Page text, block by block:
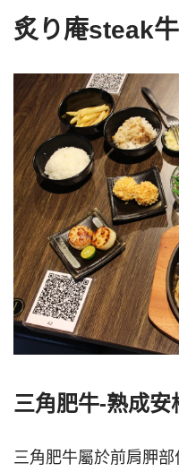
炙り庵steak
三角肥牛-熟成安
三角肥牛屬於前肩胛